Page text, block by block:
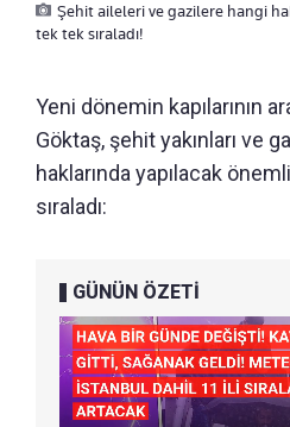
Şehit aileleri ve gazilere hangi
tek tek sıraladı!
Yeni dönemin kapılarının
Göktaş, şehit yakınları ve
haklarında yapılacak
sıraladı:
GÜNÜN ÖZETİ